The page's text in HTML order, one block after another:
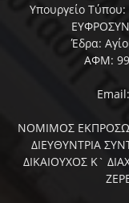
Υπουργείο
Έδρα:
ΑΦΜ:
ΝΟΜΙΜΟΣ
ΔΙΕΥΘΥΝΤΡΙΑ
ΔΙΚΑΙΟΥΧΟΣ Κ`